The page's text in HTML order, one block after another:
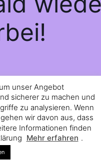
unser Angebot
sicherer zu machen und
zu analysieren. Wenn
wir davon aus, dass
Informationen finden
Mehr erfahren .